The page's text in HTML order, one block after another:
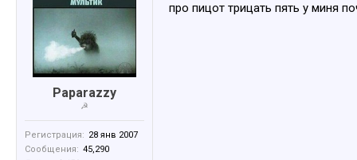
Paparazzy
☭
Регистрация: 28 янв 2007
Сообщения: 45,290
про пицот трицать пять у миня